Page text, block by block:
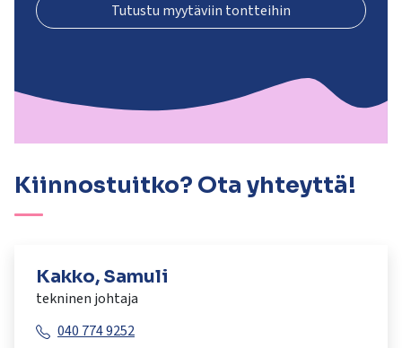
Tutustu myytäviin tontteihin
Kiinnostuitko? Ota yhteyttä!
Kakko, Samuli
tekninen johtaja
040 774 9252